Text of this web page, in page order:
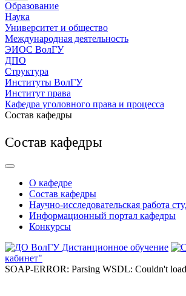
Образование
Наука
Университет и общество
Международная деятельность
ЭИОС ВолГУ
ДПО
Структура
Институты ВолГУ
Институт права
Кафедра уголовного права и процесса
Состав кафедры
Состав кафедры
О кафедре
Состав кафедры
Научно-исследовательская работа
Информационный портал кафедры
Конкурсы
Дистанционное обучение
кабинет"
SOAP-ERROR: Parsing WSDL: Couldn't